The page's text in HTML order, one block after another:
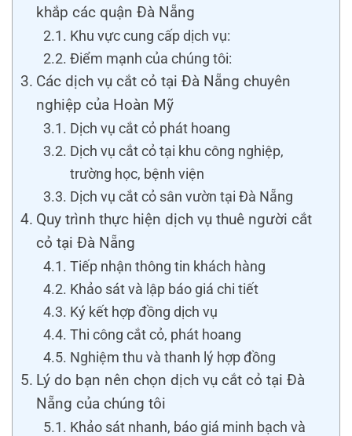
khắp các quận Đà Nẵng
Khu vực cung cấp dịch vụ:
Điểm mạnh của chúng tôi:
Các dịch vụ cắt cỏ tại Đà Nẵng chuyên
nghiệp của Hoàn Mỹ
Dịch vụ cắt cỏ phát hoang
Dịch vụ cắt cỏ tại khu công nghiệp,
trường học, bệnh viện
Dịch vụ cắt cỏ sân vườn tại Đà Nẵng
Quy trình thực hiện dịch vụ thuê người cắt
cỏ tại Đà Nẵng
Tiếp nhận thông tin khách hàng
Khảo sát và lập báo giá chi tiết
Ký kết hợp đồng dịch vụ
Thi công cắt cỏ, phát hoang
Nghiệm thu và thanh lý hợp đồng
Lý do bạn nên chọn dịch vụ cắt cỏ tại Đà
Nẵng của chúng tôi
Khảo sát nhanh, báo giá minh bạch và